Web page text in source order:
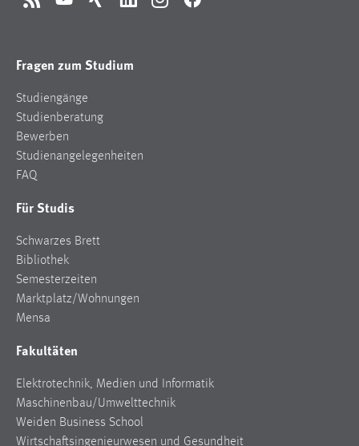
RSS YouTubeXing LinkedInInstagramFacebook
Fragen zum Studium
Studiengänge
Studienberatung
Bewerben
Studienangelegenheiten
FAQ
Für Studis
Schwarzes Brett
Bibliothek
Semesterzeiten
Marktplatz/Wohnungen
Mensa
Fakultäten
Elektrotechnik, Medien und Informatik
Maschinenbau/Umwelttechnik
Weiden Business School
Wirtschaftsingenieurwesen und Gesundheit
Zweck:
Cookie Laufzeit:
Max. 13 Monate
MARKETING
verwendet, um personalisierte Werbung anzuzeigen.
Sie tun dies, indem sie Besucher über Websites
hinweg verfolgen.
Name:
Anbieter:
Google Ireland Limited